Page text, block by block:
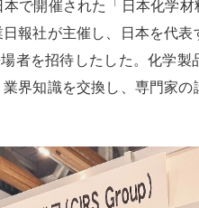
で開催された「日本化学材
報社が主催し、日本を代
者を招待したした。化学
界知識を交換し、専門家